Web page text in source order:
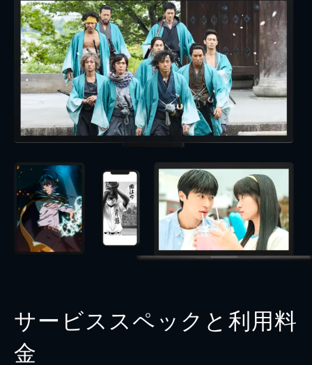
サービススペックと利用料
金